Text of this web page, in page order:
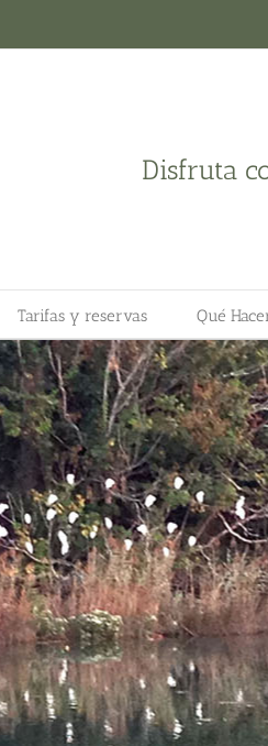
Disfruta
Tarifas y reservas Qué